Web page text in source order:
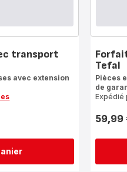
transport
avec extension
Tefal
Pièces
de
Expédié
Prix
59,99